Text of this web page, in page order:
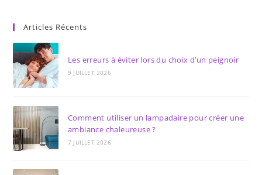
Articles Récents
Les erreurs à éviter lors du choix d’un peignoir
9 JUILLET 2026
Comment utiliser un lampadaire pour créer une
ambiance chaleureuse ?
7 JUILLET 2026